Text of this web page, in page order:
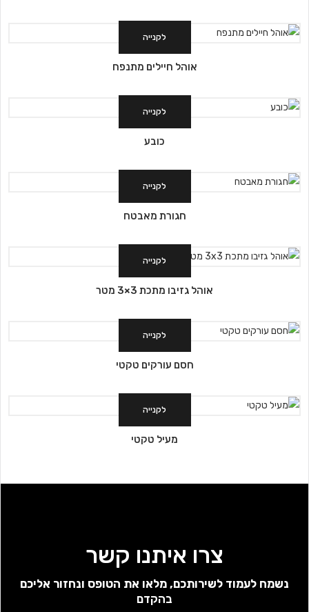
לקנייה
אוהל חיילים מתנפח
לקנייה
כובע
לקנייה
חגורת מאבטח
לקנייה
אוהל גזיבו מתכת 3×3 מטר
לקנייה
חסם עורקים טקטי
לקנייה
מעיל טקטי
צרו איתנו קשר
נשמח לעמוד לשירותכם, מלאו את הטופס ונחזור אליכם
בהקדם